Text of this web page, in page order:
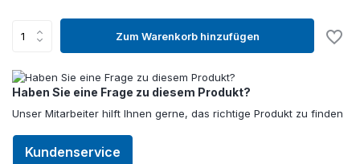
Zum Warenkorb hinzufügen
Haben Sie eine Frage zu diesem Produkt?
Unser Mitarbeiter hilft Ihnen gerne, das richtige Produkt zu finden
Kundenservice